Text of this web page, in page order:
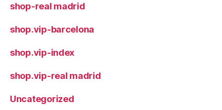
shop-real madrid
shop.vip-barcelona
shop.vip-index
shop.vip-real madrid
Uncategorized